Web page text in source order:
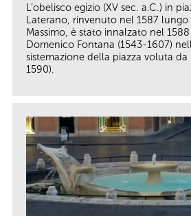
L’obelisco egizio (XV sec. a.C.) in
Laterano, rinvenuto nel 1587
Massimo, è stato innalzato nel
Domenico Fontana (1543-1607)
sistemazione della piazza voluta da
1590).